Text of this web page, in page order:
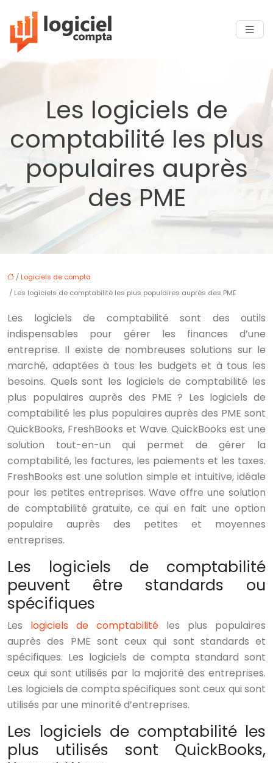
Les logiciels de
comptabilité les plus
populaires auprès
des PME
/ Logiciels de compta
/ Les logiciels de comptabilité les plus populaires auprès des PME
Les logiciels de comptabilité sont des outils
indispensables pour gérer les finances d’une
entreprise. Il existe de nombreuses solutions sur le
marché, adaptées à tous les budgets et à tous les
besoins. Quels sont les logiciels de comptabilité les
plus populaires auprès des PME ? Les logiciels de
comptabilité les plus populaires auprès des PME sont
QuickBooks, FreshBooks et Wave. QuickBooks est une
solution tout-en-un qui permet de gérer la
comptabilité, les factures, les paiements et les taxes.
FreshBooks est une solution simple et intuitive, idéale
pour les petites entreprises. Wave offre une solution
de comptabilité gratuite, ce qui en fait une option
populaire auprès des petites et moyennes
entreprises.
Les logiciels de comptabilité
peuvent être standards ou
spécifiques
Les logiciels de comptabilité les plus populaires
auprès des PME sont ceux qui sont standards et
spécifiques. Les logiciels de compta standard sont
ceux qui sont utilisés par la majorité des entreprises.
Les logiciels de compta spécifiques sont ceux qui sont
utilisés par une minorité d’entreprises.
Les logiciels de comptabilité les
plus utilisés sont QuickBooks,